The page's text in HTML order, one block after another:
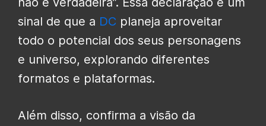
sinal de que a DC planeja aproveitar
todo o potencial dos seus personagens
e universo, explorando diferentes
formatos e plataformas.
Além disso, confirma a visão da